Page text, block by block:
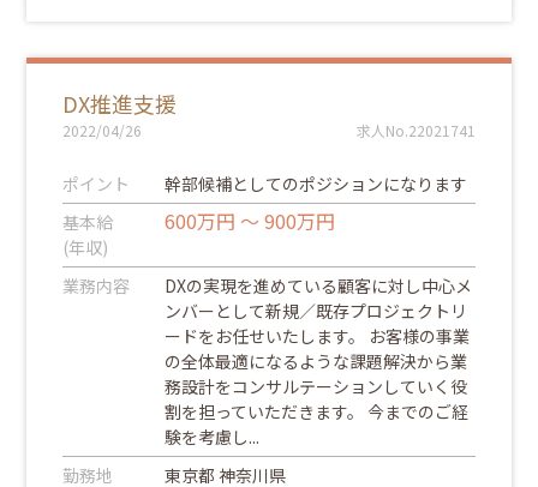
DX推進支援
2022/04/26 求人No.22021741
ポイント
幹部候補としてのポジションになります
基本給
(年収)
600万円 ～ 900万円
業務内容
DXの実現を進めている顧客に対し中心メ
ンバーとして新規／既存プロジェクトリ
ードをお任せいたします。 お客様の事業
の全体最適になるような課題解決から業
務設計をコンサルテーションしていく役
割を担っていただきます。 今までのご経
験を考慮し...
勤務地
東京都 神奈川県